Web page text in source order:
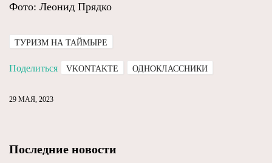
Фото: Леонид Прядко
ТУРИЗМ НА ТАЙМЫРЕ
Поделиться VKONTAKTE ОДНОКЛАССНИКИ
29 МАЯ, 2023
Последние новости